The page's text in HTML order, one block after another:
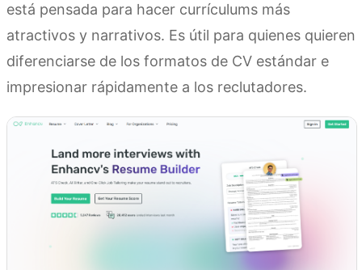
está pensada para hacer currículums más
atractivos y narrativos. Es útil para quienes quieren
diferenciarse de los formatos de CV estándar e
impresionar rápidamente a los reclutadores.